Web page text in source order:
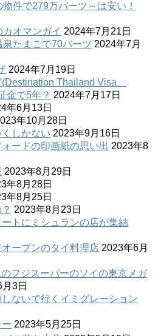
件で279万バーツ～は安い！
オマンガイ 2024年7月21日
たまごで70バーツ 2024年7月
2024年7月19日
(Destination Thailand Visa
金で5年？ 2024年7月17日
年6月13日
年10月28日
しかない 2023年9月16日
ードの印画紙の思い出 2023年8
2023年8月29日
年8月28日
年8月25日
2023年8月23日
トにミシュランの店が集結
ープンのタイ料理店 2023年6月
フジスーパーのソイの東京メガ
3日
ないで行くイミグレーション
2023年5月25日